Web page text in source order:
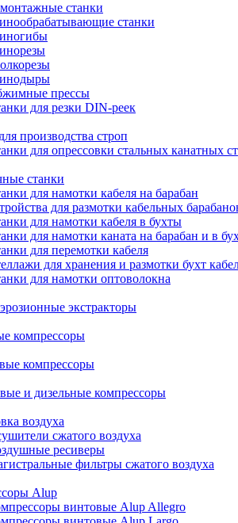
станки
станки
прессы
для резки DIN-реек
производства строп
для опрессовки стальных канатных
станки
для намотки кабеля на барабан
для размотки кабельных
для намотки кабеля в бухты
для намотки каната на барабан и в
для перемотки кабеля
для хранения и размотки бухт
для намотки оптоволокна
экстракторы
компрессоры
компрессоры
и дизельные компрессоры
воздуха
сжатого воздуха
ресиверы
фильтры сжатого воздуха
Alup
винтовые Alup Allegro